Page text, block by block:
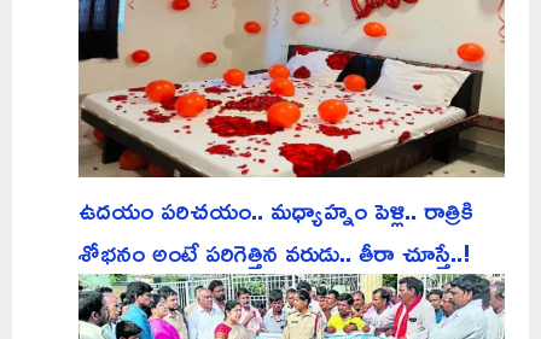
ఉదయం పరిచయం.. మధ్యాహ్నం పెళ్లి.. రాత్రికి
శోభనం అంటే పరిగెత్తిన వరుడు.. తీరా చూస్తే..!